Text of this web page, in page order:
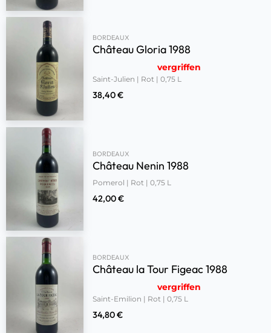
BORDEAUX
Château Gloria 1988
vergriffen
Saint-Julien | Rot | 0,75 L
38,40€
BORDEAUX
Château Nenin 1988
Pomerol | Rot | 0,75 L
42,00€
BORDEAUX
Château la Tour Figeac 1988
vergriffen
Saint-Emilion | Rot | 0,75 L
34,80€